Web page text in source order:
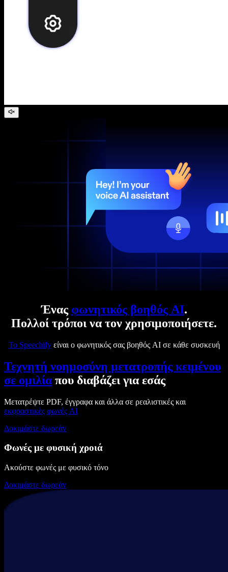
Ένας φωνητικός βοηθός AI.
Πολλοί τρόποι να τον χρησιμοποιήσετε.
Το Speechifyείναι ο φωνητικός σας βοηθός AI σε κάθε συσκευή
Τεχνητή νοημοσύνη μετατροπής κειμένου
σε ομιλία που διαβάζει για εσάς
Μετατρέψτε PDF, έγγραφα και άλλα σε ρεαλιστικές και
εκφραστικές φωνές AI
Δοκιμάστε δωρεάν
Φωνές με φυσική χροιά
Ακούστε φωνές με φυσικό τόνο
Δοκιμάστε δωρεάν